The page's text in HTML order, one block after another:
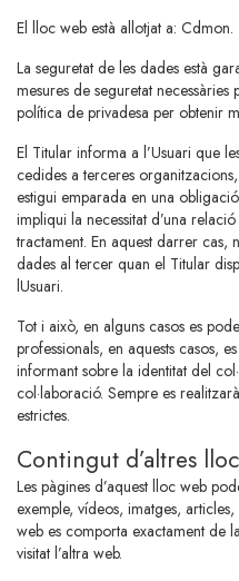
El lloc web està allotjat a: Cdmon.
La seguretat de les dades està
mesures de seguretat
política de privadesa per obtenir
El Titular informa a l’Usuari que
cedides a terceres
estigui emparada en una
impliqui la necessitat d’una
tractament. En aquest darrer cas,
dades al tercer quan el Titular
lUsuari.
Tot i això, en alguns casos es
professionals, en aquests casos,
informant sobre la identitat del
col·laboració. Sempre es
estrictes.
Contingut d’altres
Les pàgines d’aquest lloc web
exemple, vídeos, imatges,
web es comporta exactament de
visitat l’altra web.